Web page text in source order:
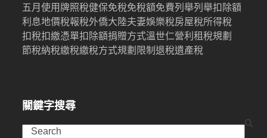
五月使用牌照稅健保免稅免稅額免費列舉列舉扣除額
利息地價稅報稅外僑大陸夫妻娛樂稅房屋稅所得稅
扣稅扣繳憑單扣除額捐贈方式溫世仁營利租稅規劃
節稅納稅繳稅繳稅方式規劃限制退稅遺產稅
關鍵字搜尋
Search